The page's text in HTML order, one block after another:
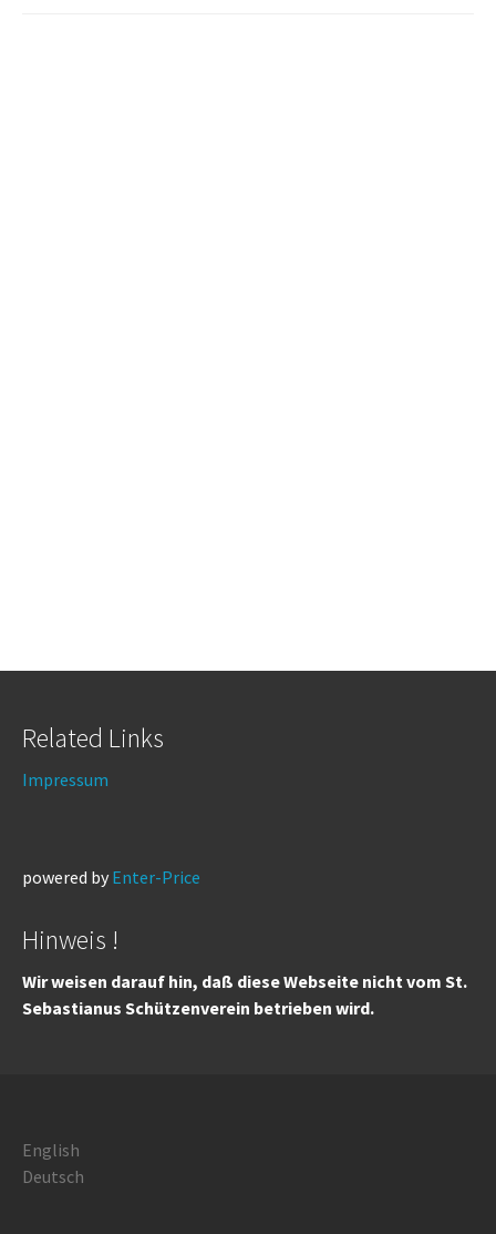
Related Links
Impressum
powered by Enter-Price
Hinweis !
Wir weisen darauf hin, daß diese Webseite nicht vom St.
Sebastianus Schützenverein betrieben wird.
English
Deutsch